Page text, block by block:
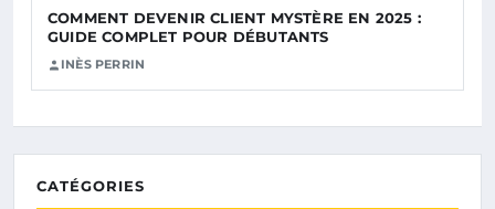
COMMENT DEVENIR CLIENT MYSTÈRE EN 2025 :
GUIDE COMPLET POUR DÉBUTANTS
INÈS PERRIN
CATÉGORIES